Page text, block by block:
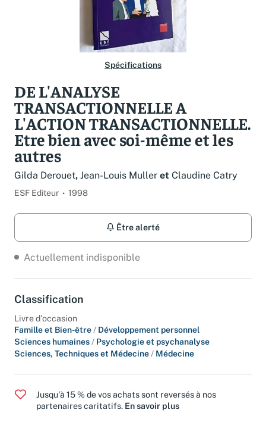
Créer une alerte
Spécifications
DE L'ANALYSE
TRANSACTIONNELLE A
L'ACTION TRANSACTIONNELLE.
Etre bien avec soi-même et les
autres
Gilda Derouet, Jean-Louis Muller et Claudine Catry
ESF Editeur 1998
Être alerté
Actuellement indisponible
Classification
Livre d'occasion
Famille et Bien-être/ Développement personnel
Sciences humaines/ Psychologie et psychanalyse
Sciences, Techniques et Médecine/ Médecine
Jusqu'à 15 % de vos achats sont reversés à nos
partenaires caritatifs. En savoir plus